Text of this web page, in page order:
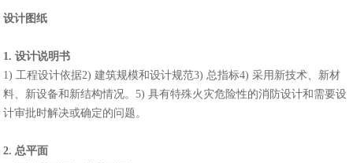
设计图纸
1. 设计说明书
1) 工程设计依据2) 建筑规模和设计规范3) 总指标4) 采用新技术、新材
料、新设备和新结构情况。5) 具有特殊火灾危险性的消防设计和需要设
计审批时解决或确定的问题。
2. 总平面